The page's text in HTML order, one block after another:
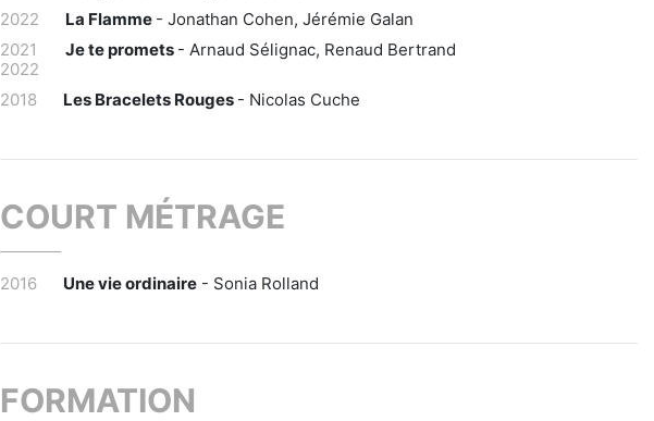
2022
La Flamme - Jonathan Cohen, Jérémie Galan
2021
2022
Je te promets - Arnaud Sélignac, Renaud Bertrand
2018 Les Bracelets Rouges - Nicolas Cuche
COURT MÉTRAGE
2016 Une vie ordinaire - Sonia Rolland
FORMATION